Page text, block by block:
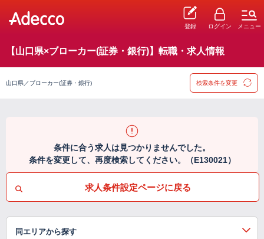
登録 ログイン メニュー
【山口県×ブローカー(証券・銀行)】転職・求人情報
山口県／ブローカー(証券・銀行) 検索条件を変更
条件に合う求人は見つかりませんでした。
条件を変更して、再度検索してください。（E130021）
求人条件設定ページに戻る
同エリアから探す